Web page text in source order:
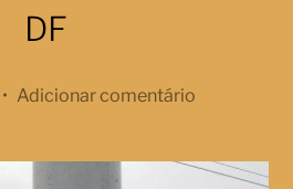
DF
• Adicionar comentário